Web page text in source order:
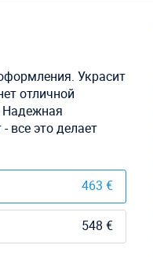
Украсит
отличной
все это делает
463 €
548 €